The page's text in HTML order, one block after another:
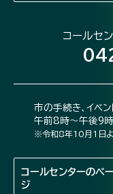
コールセ
市の手続き、イベ
午前8時～午後9
※令和8年10月1日よ
コールセンターのペー
ジ